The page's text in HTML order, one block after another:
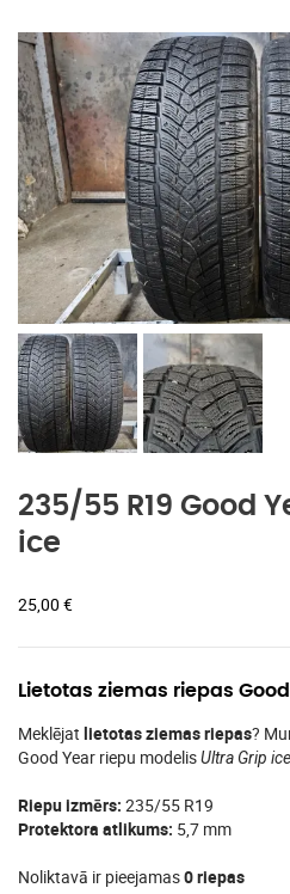
235/55 R19 Good
ice
25,00 €
Lietotas ziemas riepas
Meklējat lietotas ziemas riepas?
Good Year riepu modelisUltra Grip ice
Riepu izmērs: 235/55 R19
Protektora atlikums: 5,7 mm
Noliktavā ir pieejamas0 riepas